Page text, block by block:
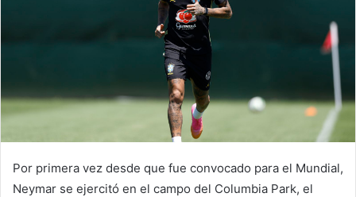
Por primera vez desde que fue convocado para el Mundial,
Neymar se ejercitó en el campo del Columbia Park, el